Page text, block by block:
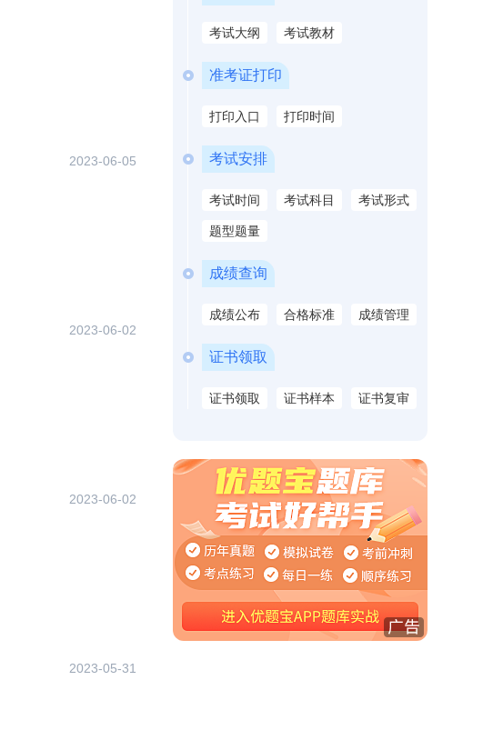
2023-06-05
2023-06-02
2023-06-02
2023-05-31
考试大纲 考试教材
准考证打印
打印入口 打印时间
考试安排
考试时间 考试科目 考试形式
题型题量
成绩查询
成绩公布 合格标准 成绩管理
证书领取
证书领取 证书样本 证书复审